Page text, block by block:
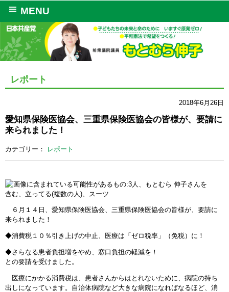
MENU
レポート
2018年6月26日
愛知県保険医協会、三重県保険医協会の皆様が、要請に
来られました！
カテゴリー： レポート
６月１４日、愛知県保険医協会、三重県保険医協会の皆様が、要請に
来られました！
◆消費税１０％引き上げの中止、医療は「ゼロ税率」（免税）に！
◆さらなる患者負担増をやめ、窓口負担の軽減を！
との要請を受けました。
医療にかかる消費税は、患者さんからはとれないために、病院の持ち
出しになっています。自治体病院など大きな病院になればなるほど、消